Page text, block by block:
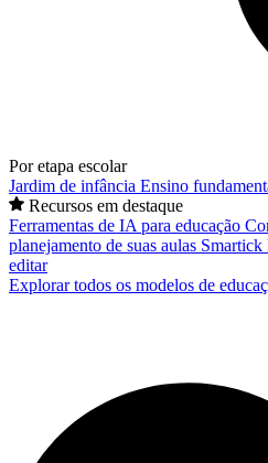
Por etapa escolar
Jardim de infância Ensino
Recursos em destaque
Ferramentas de IA para educação
planejamento de suas aulas Smartick
editar
Explorar todos os modelos de